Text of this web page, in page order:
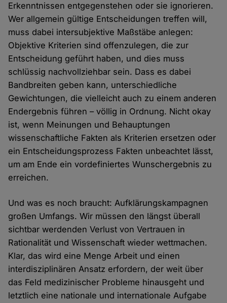
Erkenntnissen entgegenstehen oder sie ignorieren.
Wer allgemein gültige Entscheidungen treffen will,
muss dabei intersubjektive Maßstäbe anlegen:
Objektive Kriterien sind offenzulegen, die zur
Entscheidung geführt haben, und dies muss
schlüssig nachvollziehbar sein. Dass es dabei
Bandbreiten geben kann, unterschiedliche
Gewichtungen, die vielleicht auch zu einem anderen
Endergebnis führen – völlig in Ordnung. Nicht okay
ist, wenn Meinungen und Behauptungen
wissenschaftliche Fakten als Kriterien ersetzen oder
ein Entscheidungsprozess Fakten unbeachtet lässt,
um am Ende ein vordefiniertes Wunschergebnis zu
erreichen.
Und was es noch braucht: Aufklärungskampagnen
großen Umfangs. Wir müssen den längst überall
sichtbar werdenden Verlust von Vertrauen in
Rationalität und Wissenschaft wieder wettmachen.
Klar, das wird eine Menge Arbeit und einen
interdisziplinären Ansatz erfordern, der weit über
das Feld medizinischer Probleme hinausgeht und
letztlich eine nationale und internationale Aufgabe